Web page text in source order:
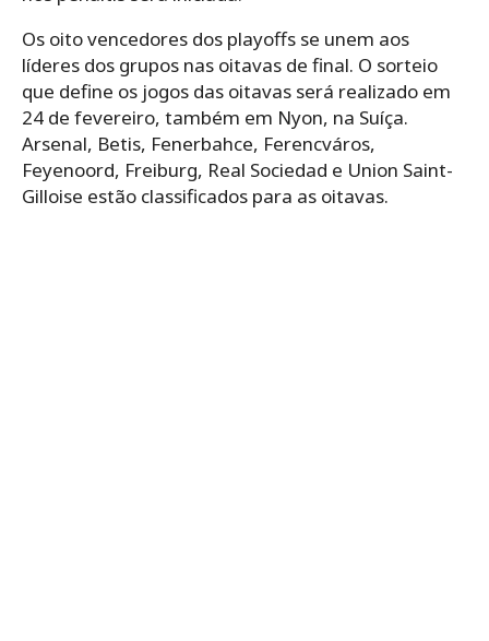
Os oito vencedores dos playoffs se unem aos
líderes dos grupos nas oitavas de final. O sorteio
que define os jogos das oitavas será realizado em
24 de fevereiro, também em Nyon, na Suíça.
Arsenal, Betis, Fenerbahce, Ferencváros,
Feyenoord, Freiburg, Real Sociedad e Union Saint-
Gilloise estão classificados para as oitavas.